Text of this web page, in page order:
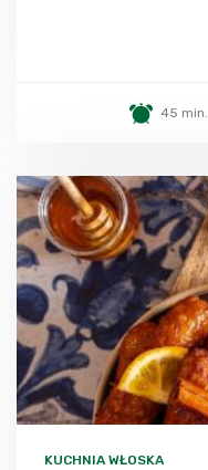
45 min.
KUCHNIA WŁOSKA